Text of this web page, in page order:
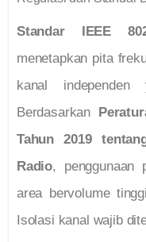
Standar IEEE
menetapkan pita
kanal
Berdasarkan
Tahun 2019
Radio, penggunaan
area bervolume
Isolasi kanal wajib